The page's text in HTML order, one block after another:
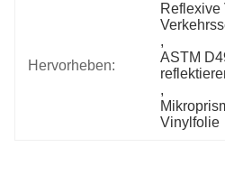
Hervorheben:
Reflexive
,
ASTM
,
Vinylfolie